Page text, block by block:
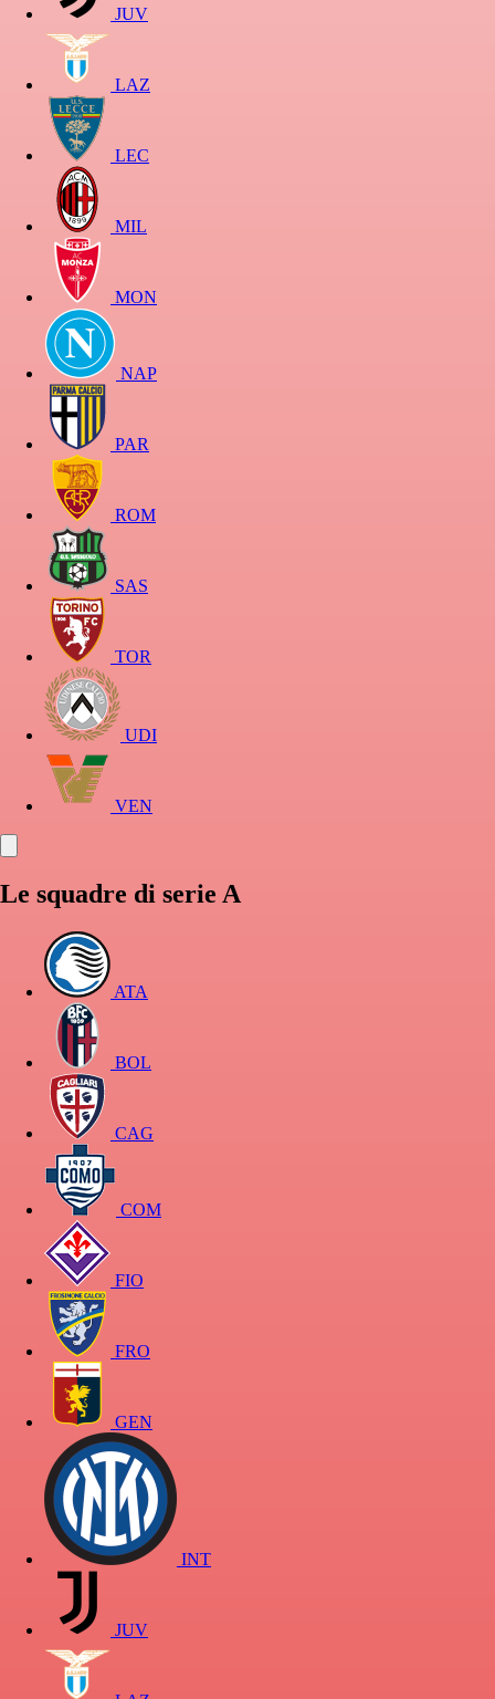
JUV
LAZ
LEC
MIL
MON
NAP
PAR
ROM
SAS
TOR
UDI
VEN
Le squadre di serie A
ATA
BOL
CAG
COM
FIO
FRO
GEN
INT
JUV